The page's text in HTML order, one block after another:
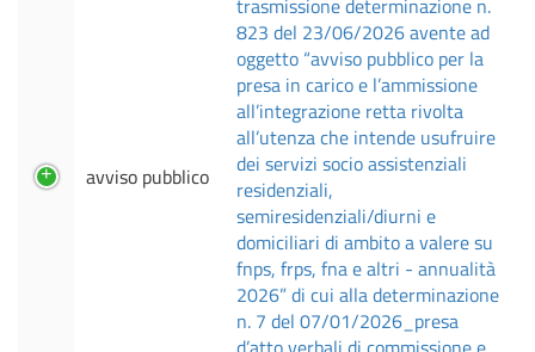
avviso pubblico
trasmissione determinazione n.
823 del 23/06/2026 avente ad
oggetto “avviso pubblico per la
presa in carico e l’ammissione
all’integrazione retta rivolta
all’utenza che intende usufruire
dei servizi socio assistenziali
residenziali,
semiresidenziali/diurni e
domiciliari di ambito a valere su
fnps, frps, fna e altri - annualità
2026” di cui alla determinazione
n. 7 del 07/01/2026_presa